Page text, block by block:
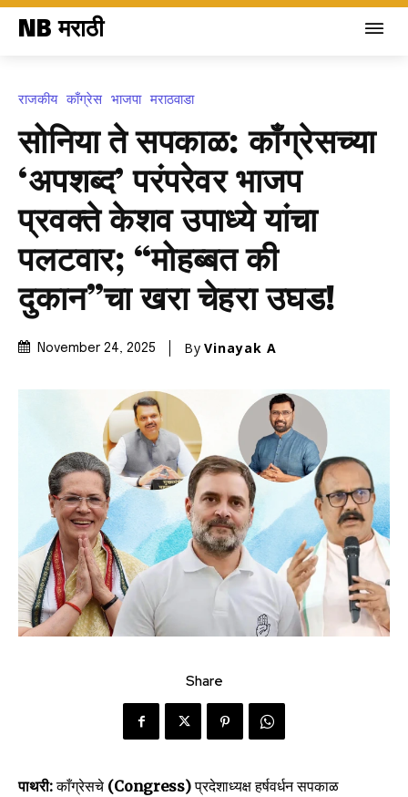
NB मराठी
राजकीय काँग्रेस भाजपा मराठवाडा
सोनिया ते सपकाळ: काँग्रेसच्या
‘अपशब्द’ परंपरेवर भाजप
प्रवक्ते केशव उपाध्ये यांचा
पलटवार; “मोहब्बत की
दुकान”चा खरा चेहरा उघड!
November 24, 2025 By Vinayak A
Share
पाथरी:काँग्रेसचे (Congress)प्रदेशाध्यक्ष हर्षवर्धन सपकाळ